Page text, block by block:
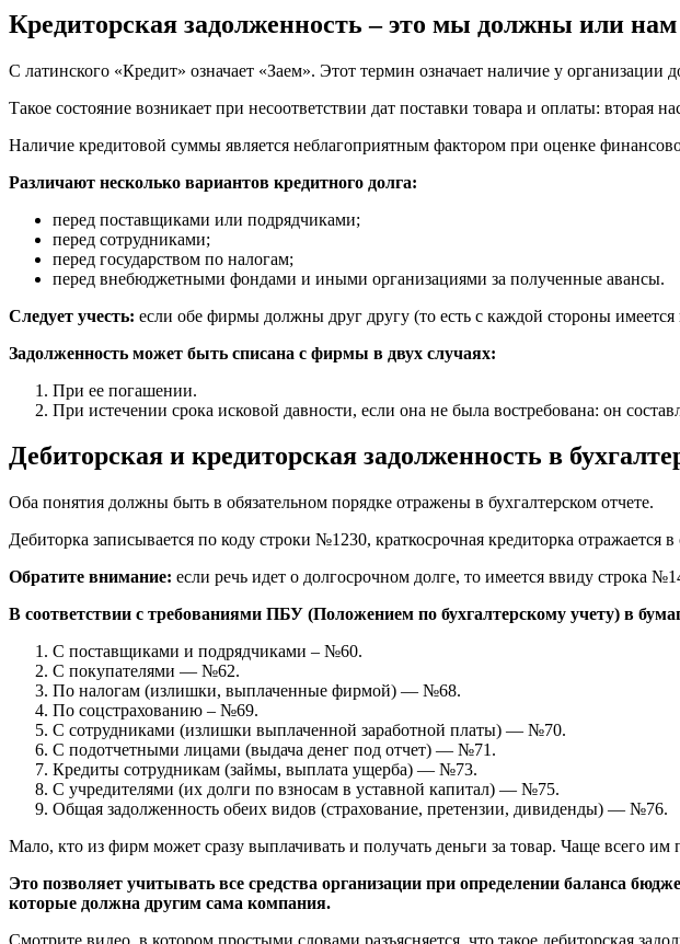
Кредиторская задолженность – это мы должны или нам
С латинского «Кредит» означает «Заем». Этот термин означает наличие у
Такое состояние возникает при несоответствии дат поставки товара и оплаты: вторая
Наличие кредитовой суммы является неблагоприятным фактором при оценке
Различают несколько вариантов кредитного долга:
перед поставщиками или подрядчиками;
перед сотрудниками;
перед государством по налогам;
перед внебюджетными фондами и иными организациями за полученные авансы.
Следует учесть: если обе фирмы должны друг другу (то есть с каждой стороны
Задолженность может быть списана с фирмы в двух случаях:
При ее погашении.
При истечении срока исковой давности, если она не была востребована: он
Дебиторская и кредиторская задолженность в
Оба понятия должны быть в обязательном порядке отражены в бухгалтерском отчете.
Дебиторка записывается по коду строки №1230, краткосрочная кредиторка отражается
Обратите внимание: если речь идет о долгосрочном долге, то имеется ввиду строка
В соответствии с требованиями ПБУ (Положением по бухгалтерскому учету) в
С поставщиками и подрядчиками – №60.
С покупателями — №62.
По налогам (излишки, выплаченные фирмой) — №68.
По соцстрахованию – №69.
С сотрудниками (излишки выплаченной заработной платы) — №70.
С подотчетными лицами (выдача денег под отчет) — №71.
Кредиты сотрудникам (займы, выплата ущерба) — №73.
С учредителями (их долги по взносам в уставной капитал) — №75.
Общая задолженность обеих видов (страхование, претензии, дивиденды) — №76.
Мало, кто из фирм может сразу выплачивать и получать деньги за товар. Чаще всего
Это позволяет учитывать все средства организации при определении баланса
которые должна другим сама компания.